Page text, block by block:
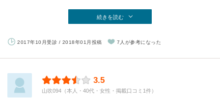
続きを読む
2017年10月受診 / 2018年01月投稿 7人が参考になった
3.5
山吹094（本人・40代・女性・掲載口コミ1件）